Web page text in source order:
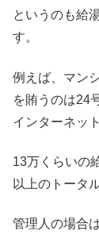
というのも給
す。
例えば、マン
を賄うのは24
インターネッ
13万くらいの
以上のトータ
管理人の場合